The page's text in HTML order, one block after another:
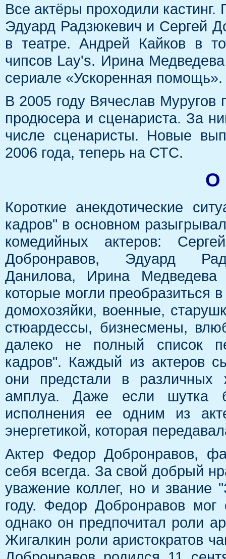
Все актёры проходили
Эдуард Радзюкевич и Сергей
в театре. Андрей Кайков в
чипсов Lay's. Ирина
сериале «Ускоренная помощь».
В 2005 году Вячеслав
продюсера и сценариста. За
числе сценаристы. Новые
2006 года, теперь на СТС.
О
Короткие анекдотические
кадров" в основном
комедийных актеров:
Добронравов, Эдуард
Данилова, Ирина
которые могли преобразиться
домохозяйки, военные,
стюардессы, бизнесмены,
далеко не полный список
кадров". Каждый из актеров
они предстали в
амплуа. Даже если шутка
исполнения ее одним из
энергетикой, которая
Актер Федор Добронравов,
себя всегда. За свой добрый
уважение коллег, но и звание
году. Федор Добронравов
однако он предпочитал роли
Жигалкин роли аристократов